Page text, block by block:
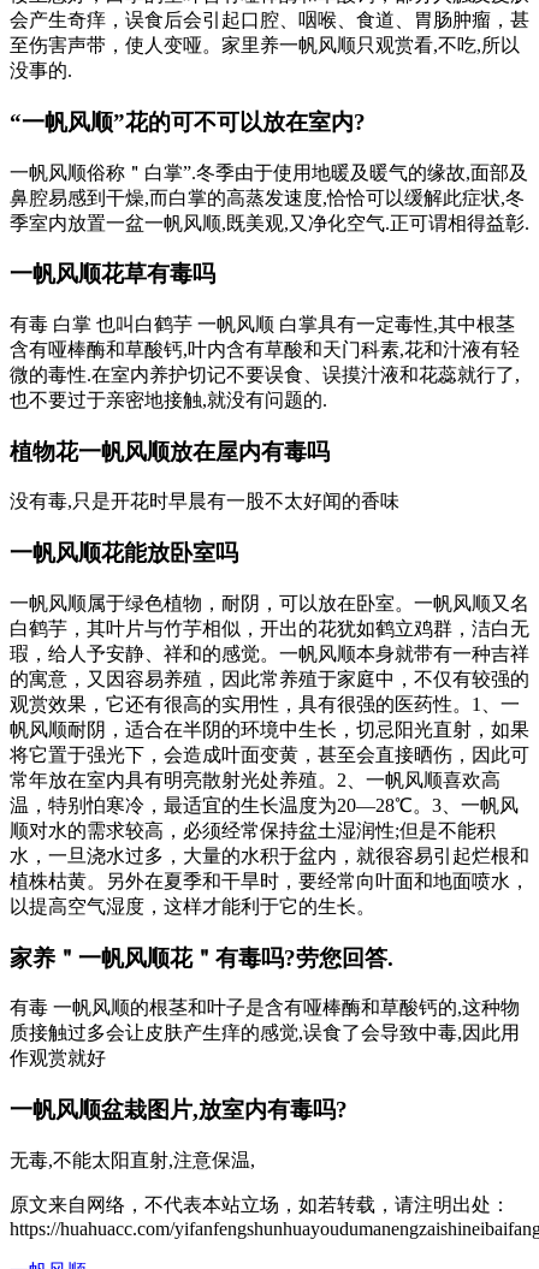
会产生奇痒，误食后会引起口腔、咽喉、食道、胃肠肿瘤，甚
至伤害声带，使人变哑。家里养一帆风顺只观赏看,不吃,所以
没事的.
“一帆风顺”花的可不可以放在室内?
一帆风顺俗称＂白掌”.冬季由于使用地暖及暖气的缘故,面部及
鼻腔易感到干燥,而白掌的高蒸发速度,恰恰可以缓解此症状,冬
季室内放置一盆一帆风顺,既美观,又净化空气.正可谓相得益彰.
一帆风顺花草有毒吗
有毒 白掌 也叫白鹤芋 一帆风顺 白掌具有一定毒性,其中根茎
含有哑棒酶和草酸钙,叶内含有草酸和天门科素,花和汁液有轻
微的毒性.在室内养护切记不要误食、误摸汁液和花蕊就行了,
也不要过于亲密地接触,就没有问题的.
植物花一帆风顺放在屋内有毒吗
没有毒,只是开花时早晨有一股不太好闻的香味
一帆风顺花能放卧室吗
一帆风顺属于绿色植物，耐阴，可以放在卧室。一帆风顺又名
白鹤芋，其叶片与竹芋相似，开出的花犹如鹤立鸡群，洁白无
瑕，给人予安静、祥和的感觉。一帆风顺本身就带有一种吉祥
的寓意，又因容易养殖，因此常养殖于家庭中，不仅有较强的
观赏效果，它还有很高的实用性，具有很强的医药性。1、一
帆风顺耐阴，适合在半阴的环境中生长，切忌阳光直射，如果
将它置于强光下，会造成叶面变黄，甚至会直接晒伤，因此可
常年放在室内具有明亮散射光处养殖。2、一帆风顺喜欢高
温，特别怕寒冷，最适宜的生长温度为20—28℃。3、一帆风
顺对水的需求较高，必须经常保持盆土湿润性;但是不能积
水，一旦浇水过多，大量的水积于盆内，就很容易引起烂根和
植株枯黄。另外在夏季和干旱时，要经常向叶面和地面喷水，
以提高空气湿度，这样才能利于它的生长。
家养＂一帆风顺花＂有毒吗?劳您回答.
有毒 一帆风顺的根茎和叶子是含有哑棒酶和草酸钙的,这种物
质接触过多会让皮肤产生痒的感觉,误食了会导致中毒,因此用
作观赏就好
一帆风顺盆栽图片,放室内有毒吗?
无毒,不能太阳直射,注意保温,
原文来自网络，不代表本站立场，如若转载，请注明出处：
https://huahuacc.com/